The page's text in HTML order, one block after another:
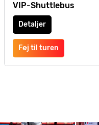
VIP-Shuttlebus
Detaljer
Føj til turen